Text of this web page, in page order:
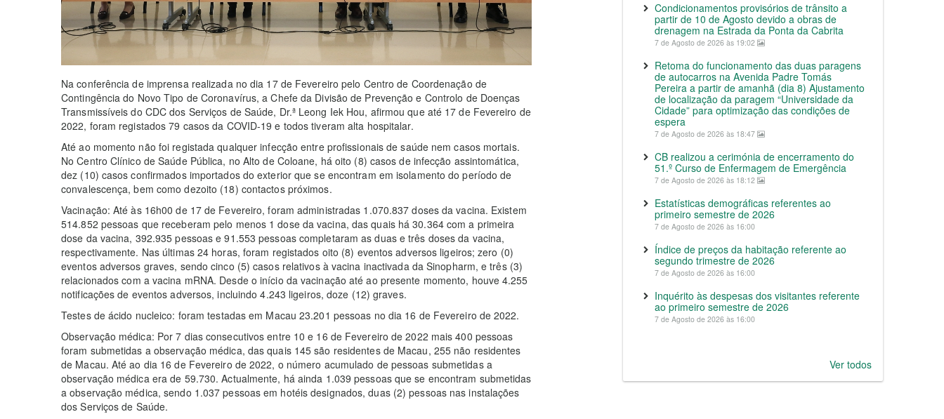
Na conferência de imprensa realizada no dia 17 de Fevereiro pelo Centro de Coordenação de
Contingência do Novo Tipo de Coronavírus, a Chefe da Divisão de Prevenção e Controlo de Doenças
Transmissíveis do CDC dos Serviços de Saúde, Dr.ª Leong Iek Hou, afirmou que até 17 de Fevereiro de
2022, foram registados 79 casos da COVID-19 e todos tiveram alta hospitalar.
Até ao momento não foi registada qualquer infecção entre profissionais de saúde nem casos mortais.
No Centro Clínico de Saúde Pública, no Alto de Coloane, há oito (8) casos de infecção assintomática,
dez (10) casos confirmados importados do exterior que se encontram em isolamento do período de
convalescença, bem como dezoito (18) contactos próximos.
Vacinação: Até às 16h00 de 17 de Fevereiro, foram administradas 1.070.837 doses da vacina. Existem
514.852 pessoas que receberam pelo menos 1 dose da vacina, das quais há 30.364 com a primeira
dose da vacina, 392.935 pessoas e 91.553 pessoas completaram as duas e três doses da vacina,
respectivamente. Nas últimas 24 horas, foram registados oito (8) eventos adversos ligeiros; zero (0)
eventos adversos graves, sendo cinco (5) casos relativos à vacina inactivada da Sinopharm, e três (3)
relacionados com a vacina mRNA. Desde o início da vacinação até ao presente momento, houve 4.255
notificações de eventos adversos, incluindo 4.243 ligeiros, doze (12) graves.
Testes de ácido nucleico: foram testadas em Macau 23.201 pessoas no dia 16 de Fevereiro de 2022.
Observação médica: Por 7 dias consecutivos entre 10 e 16 de Fevereiro de 2022 mais 400 pessoas
foram submetidas a observação médica, das quais 145 são residentes de Macau, 255 não residentes
de Macau. Até ao dia 16 de Fevereiro de 2022, o número acumulado de pessoas submetidas a
observação médica era de 59.730. Actualmente, há ainda 1.039 pessoas que se encontram submetidas
a observação médica, sendo 1.037 pessoas em hotéis designados, duas (2) pessoas nas instalações
dos Serviços de Saúde.
Condicionamentos provisórios de trânsito a
partir de 10 de Agosto devido a obras de
drenagem na Estrada da Ponta da Cabrita
7 de Agosto de 2026 às 19:02
Retoma do funcionamento das duas paragens
de autocarros na Avenida Padre Tomás
Pereira a partir de amanhã (dia 8) Ajustamento
de localização da paragem “Universidade da
Cidade” para optimização das condições de
espera
7 de Agosto de 2026 às 18:47
CB realizou a cerimónia de encerramento do
51.º Curso de Enfermagem de Emergência
7 de Agosto de 2026 às 18:12
Estatísticas demográficas referentes ao
primeiro semestre de 2026
7 de Agosto de 2026 às 16:00
Índice de preços da habitação referente ao
segundo trimestre de 2026
7 de Agosto de 2026 às 16:00
Inquérito às despesas dos visitantes referente
ao primeiro semestre de 2026
7 de Agosto de 2026 às 16:00
Ver todos